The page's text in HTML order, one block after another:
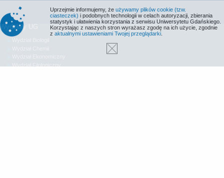
Wydziały UG
Uprzejmie informujemy, że używamy plików cookie (tzw.
ciasteczek) i podobnych technologii w celach autoryzacji, zbierania
statystyk i ułatwienia korzystania z serwisu Uniwersytetu Gdańskiego.
Korzystając z naszych stron wyrażasz zgodę na ich użycie, zgodnie
z aktualnymi ustawieniami Twojej przeglądarki